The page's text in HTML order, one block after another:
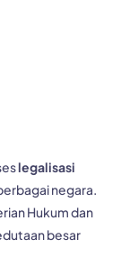
legalisasi
negara.
Hukum dan
besar